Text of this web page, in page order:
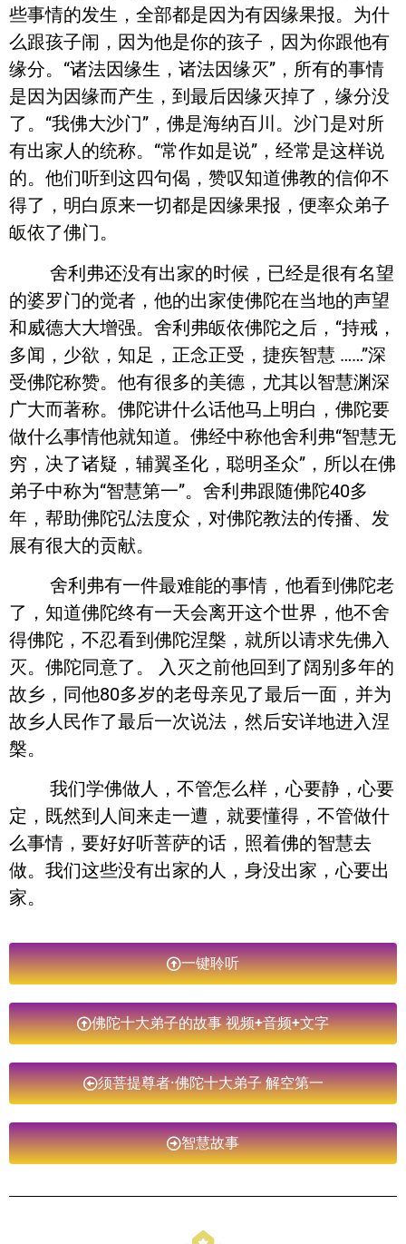
些事情的发生，全部都是因为有因缘果报。为什
么跟孩子闹，因为他是你的孩子，因为你跟他有
缘分。“诸法因缘生，诸法因缘灭”，所有的事情
是因为因缘而产生，到最后因缘灭掉了，缘分没
了。“我佛大沙门”，佛是海纳百川。沙门是对所
有出家人的统称。“常作如是说”，经常是这样说
的。他们听到这四句偈，赞叹知道佛教的信仰不
得了，明白原来一切都是因缘果报，便率众弟子
皈依了佛门。
舍利弗还没有出家的时候，已经是很有名望
的婆罗门的觉者，他的出家使佛陀在当地的声望
和威德大大增强。舍利弗皈依佛陀之后，“持戒，
多闻，少欲，知足，正念正受，捷疾智慧 ……”深
受佛陀称赞。他有很多的美德，尤其以智慧渊深
广大而著称。佛陀讲什么话他马上明白，佛陀要
做什么事情他就知道。佛经中称他舍利弗“智慧无
穷，决了诸疑，辅翼圣化，聪明圣众”，所以在佛
弟子中称为“智慧第一”。舍利弗跟随佛陀40多
年，帮助佛陀弘法度众，对佛陀教法的传播、发
展有很大的贡献。
舍利弗有一件最难能的事情，他看到佛陀老
了，知道佛陀终有一天会离开这个世界，他不舍
得佛陀，不忍看到佛陀涅槃，就所以请求先佛入
灭。佛陀同意了。 入灭之前他回到了阔别多年的
故乡，同他80多岁的老母亲见了最后一面，并为
故乡人民作了最后一次说法，然后安详地进入涅
槃。
我们学佛做人，不管怎么样，心要静，心要
定，既然到人间来走一遭，就要懂得，不管做什
么事情，要好好听菩萨的话，照着佛的智慧去
做。我们这些没有出家的人，身没出家，心要出
家。
一键聆听
佛陀十大弟子的故事 视频+音频+文字
须菩提尊者·佛陀十大弟子 解空第一
智慧故事